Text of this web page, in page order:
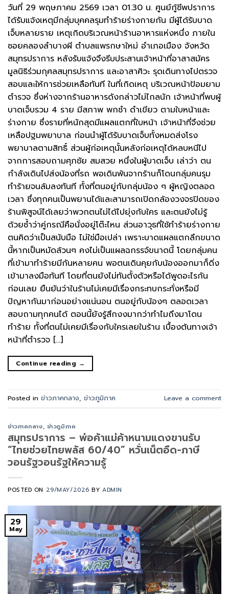
วันที่ 29 พฤษภาคม 2569 เวลา 01.30 น. ศูนย์กู้ชีพปราการ
ได้รับแจ้งเหตุมีกลุ่มบุคคลรุมทำร้ายร่างกายกัน มีผู้ได้รับบาด
เจ็บหลายราย เหตุเกิดบริเวณหน้าร้านอาหารแห่งหนึ่ง ภายใน
ซอยคลองลำบางผี ตำบลแพรกษาใหม่ อำเภอเมือง จังหวัด
สมุทรปราการ หลังรับแจ้งจึงรีบประสานเจ้าหน้าที่อาสาสมัคร
มูลนิธิร่วมกุศลสมุทรปราการ และอาสาศิวะ รุดเดินทางไปตรวจ
สอบและให้การช่วยเหลือทันที ในที่เกิดเหตุ บริเวณหน้าป้อมยาม
ตำรวจ ซึ่งห่างจากร้านอาหารดังกล่าวไม่ไกลนัก เจ้าหน้าที่พบผู้
บาดเจ็บรวม 4 ราย มีสภาพ พกชำ ดำเขียว ตามใบหน้าและ
ร่างกาย ซึ่งรายที่หนักสุดมีแผลแตกที่ใบหน้า เจ้าหน้าที่จึงช่วย
เหลือปฐมพยาบาล ก่อนนำผู้ได้รับบาดเจ็บทั้งหมดส่งโรง
พยาบาลตามสิทธิ์ ส่วนผู้ก่อเหตุนั้นหลังก่อเหตุได้หลบหนีไป
จากการสอบถามศุภชัย สมสวย หนึ่งในผู้บาดเจ็บ เล่าว่า ตน
กำลังเดินไปส่งน้องที่รถ พอเดินพ้นจากร้านก็โดนกลุ่มคนรุม
ทำร้ายจนล้มลงทันที ทั้งที่ตนอยู่กับกลุ่มน้อง ๆ ผู้หญิงตลอด
เวลา ซึ่งทุกคนเป็นพยานได้และสามารถเปิดกล้องวงจรปิดของ
ร้านพิสูจน์ได้เลยว่าพวกตนไม่ได้ไปยุ่งกับใคร และตนยังไม่รู้
ด้วยซ้ำว่าคู่กรณีคือนั่งอยู่โต๊ะไหน ส่วนอาวุธที่ใช้ทำร้ายร่างกาย
ตนคิดว่าเป็นสนับมือ ไม่ใช่มือเปล่า เพราะบาดแผลแตกลึกขนาด
นี้หากเป็นหมัดล้วนๆ คงไม่เป็นแผลฉกรรจ์ขนาดนี้ โดยกลุ่มคน
ที่เข้ามาทำร้ายมีกันหลายคน พอตนเดินคุยกับน้องออกมาก็ดิ่ง
เข้ามาลงมือทันที โดยที่ตนยังไม่ทันตั้งตัวหรือได้พูดอะไรกัน
ก่อนเลย ยืนยันว่าในร้านไม่เคยมีเรื่องกระทบกระทั่งหรือมี
ปัญหากันมาก่อนอย่างแน่นอน ตนอยู่กับน้องๆ ตลอดเวลา
สอบถามทุกคนได้ ตอนนี้ยังรู้สึกงงมากว่าทำไมถึงมาโดน
ทำร้าย ทั้งที่ตนไม่เคยมีเรื่องกับใครเลยในร้าน เบื้องต้นทางเจ้า
หน้าที่ตำรวจ […]
Continue reading →
Posted in ข่าวภาคกลาง, ข่าวภูมิภาค Leave a comment
ข่าวภาคกลาง, ข่าวภูมิภาค
สมุทรปราการ – พ่อค้าแม่ค้าหนามแดงขานรับ
“ไทยช่วยไทยพลัส 60/40” หวั่นเน็ตอืด-ภาษี
วอนรัฐวอนรัฐให้ความรู้
POSTED ON 29/MAY/2026 BYADMIN
29
May